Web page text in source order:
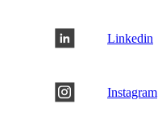
Linkedin
Instagram